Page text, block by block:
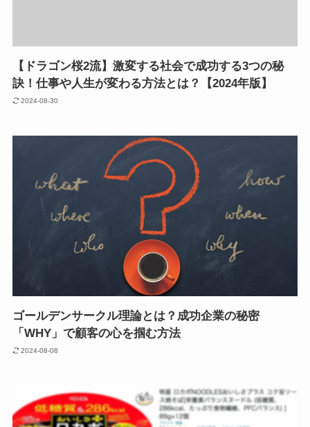
【ドラゴン桜2流】激変する社会で成功する3つの秘
訣！仕事や人生が変わる方法とは？【2024年版】
2024-08-30
ゴールデンサークル理論とは？成功企業の秘密
「WHY」で顧客の心を掴む方法
2024-08-08